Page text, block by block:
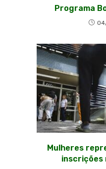
Programa
Mulheres
inscrições